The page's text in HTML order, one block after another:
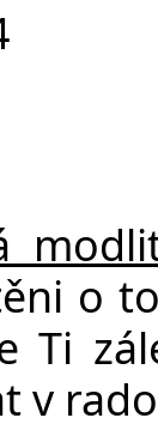
o
Ti
v